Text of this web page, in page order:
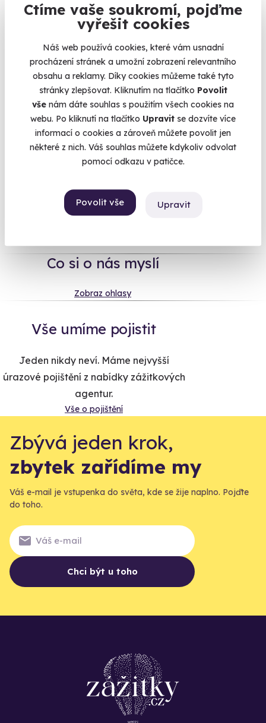
Ctíme vaše soukromí, pojďme
vyřešit cookies
Náš web používá cookies, které vám usnadní
procházení stránek a umožní zobrazení relevantního
obsahu a reklamy. Díky cookies můžeme také tyto
stránky zlepšovat. Kliknutím na tlačítko Povolit
vše nám dáte souhlas s použitím všech cookies na
webu. Po kliknutí na tlačítko Upravit se dozvíte více
informací o cookies a zároveň můžete povolit jen
některé z nich. Váš souhlas můžete kdykoliv odvolat
pomocí odkazu v patičce.
Povolit vše Upravit
Vybrat dárek pro tátu je vždycky jako za trest. Co potřebuje
a chce, si obstarává sám. Má vyhraněný vkus, takže ho hned
tak něco nenadchne. A přitom zrovna před ním se chcete fakt
blýsknout. Jak z toho ven? No přece…Dejte mu zážitek, na
který nezapomene. Vedle vašeho dárku budou vypadat
všechna ta pyžama a vody po holení od ostatních jako
výsměch. Nechtěl by se třebaproletět vznášedlem? Projet se
psím spřežením? Nebo si lebedit vpivních lázních? Nebojte
se nakoupit, I když si nejste na 100 % jistí. Zážitek si může
vyměnit za jiný, přesně podle svého gusta.
Naheureka.cz
máme
96% spokojenost zákazníků.
Co si o nás myslí
Zobraz ohlasy
Vše umíme pojistit
Jeden nikdy neví. Máme nejvyšší
úrazové pojištění z nabídky zážitkových
agentur.
Vše o pojištění
Zbývá jeden krok,
zbytek zařídíme my
Váš e-mail je vstupenka do světa, kde se žije naplno. Pojďte
do toho.
Chci být u toho